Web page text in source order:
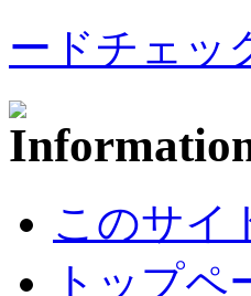
ードチェッ
このサイ
トップ